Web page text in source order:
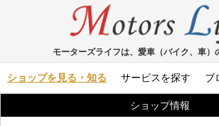
モーターズライフは、愛車（バイク、車）
ショップを見る・知る サービスを探す ブ
ショップ情報